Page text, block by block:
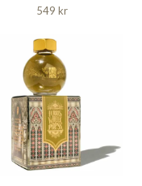
549 kr